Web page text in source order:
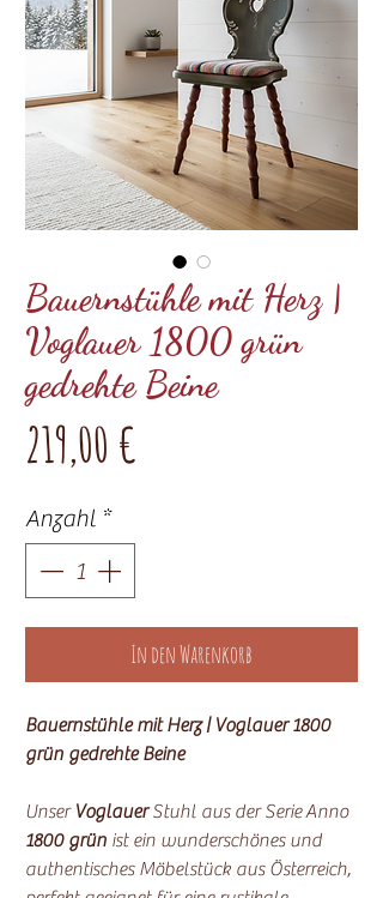
Bauernstühle mit Herz |
Voglauer 1800 grün
gedrehte Beine
219,00 €
Anzahl *
In den Warenkorb
Bauernstühle mit Herz | Voglauer 1800
grün gedrehte Beine
Unser VoglauerStuhl aus der Serie Anno
1800 grün ist ein wunderschönes und
authentisches Möbelstück aus Österreich,